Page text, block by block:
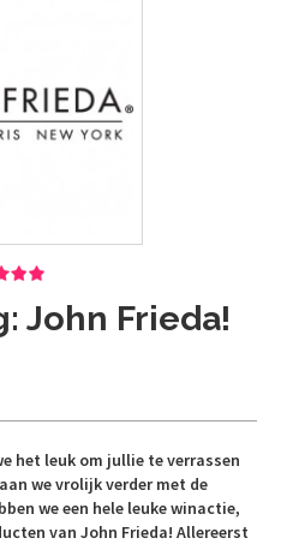
John Frieda!
het leuk om jullie te verrassen
we vrolijk verder met de
we een hele leuke winactie,
van John Frieda! Allereerst